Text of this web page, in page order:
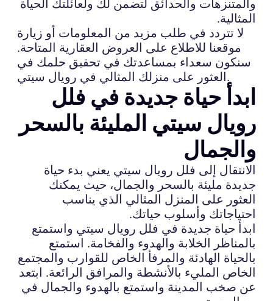
والمتنزهات والحدائق لتضمن لك ولعائلتك الحياة
المثالية.
لا تتردد في طلب مزيد من المعلومات أو زيارة
موقعنا للاطلاع على العروض العقارية المتاحة.
سنكون سعداء بمساعدتك في تحقيق حلمك في
العثور على منزلك المثالي في رويال سيتي.
ابدأ حياة جديدة في فلل
رويال سيتي المليئة بالسحر
والجمال
الانتقال إلى فلل رويال سيتي يعني بدء حياة
جديدة مليئة بالسحر والجمال، حيث يمكنك
العثور على المنزل المثالي الذي يناسب
احتياجاتك وأسلوب حياتك.
ابدأ حياة جديدة في فلل رويال سيتي واستمتع
بالمناظر الخلابة والهدوء والفخامة. استمتع
بالحياة الهادئة والمرفأ الخاص للقوارب والمجتمع
الخاص المليء بالأنشطة والمرافق الرائعة. ابتعد
عن صخب المدينة واستمتع بالهدوء والجمال في